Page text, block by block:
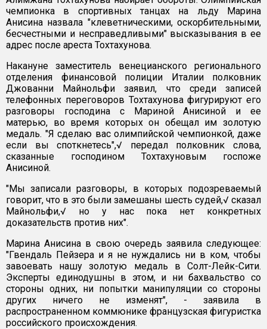
чемпионка в спортивных танцах на льду Марина
Анисина назвала "клеветническими, оскорбительными,
бесчестными и несправедливыми" высказывания в ее
адрес после ареста Тохтахунова.
Накануне заместитель венецианского регионального
отделения финансовой полиции Италии полковник
Джованни Майнольфи заявил, что среди записей
телефонных переговоров Тохтахунова фигурируют его
разговоры господина с Мариной Анисиной и ее
матерью, во время которых он обещал им золотую
медаль. "Я сделаю вас олимпийской чемпионкой, даже
если вы споткнетесь",√ передал полковник слова,
сказанные господином Тохтахуновым госпоже
Анисиной.
"Мы записали разговоры, в которых подозреваемый
говорит, что в это были замешаны шесть судей,√ сказал
Майнольфи,√ но у нас пока нет конкретных
доказательств против них".
Марина Анисина в свою очередь заявила следующее:
"Гвендаль Пейзера и я не нуждались ни в ком, чтобы
завоевать нашу золотую медаль в Солт-Лейк-Сити.
Эксперты единодушны в этом, и ни бахвальство со
стороны одних, ни попытки манипуляции со стороны
других ничего не изменят", - заявила в
распространенном коммюнике французская фигуристка
российского происхождения.